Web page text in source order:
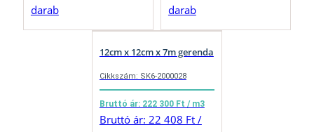
darab
darab
12cm x 12cm x 7m gerenda
Cikkszám: SK6-2000028
Bruttó ár: 222 300 Ft / m3
Bruttó ár: 22 408 Ft /